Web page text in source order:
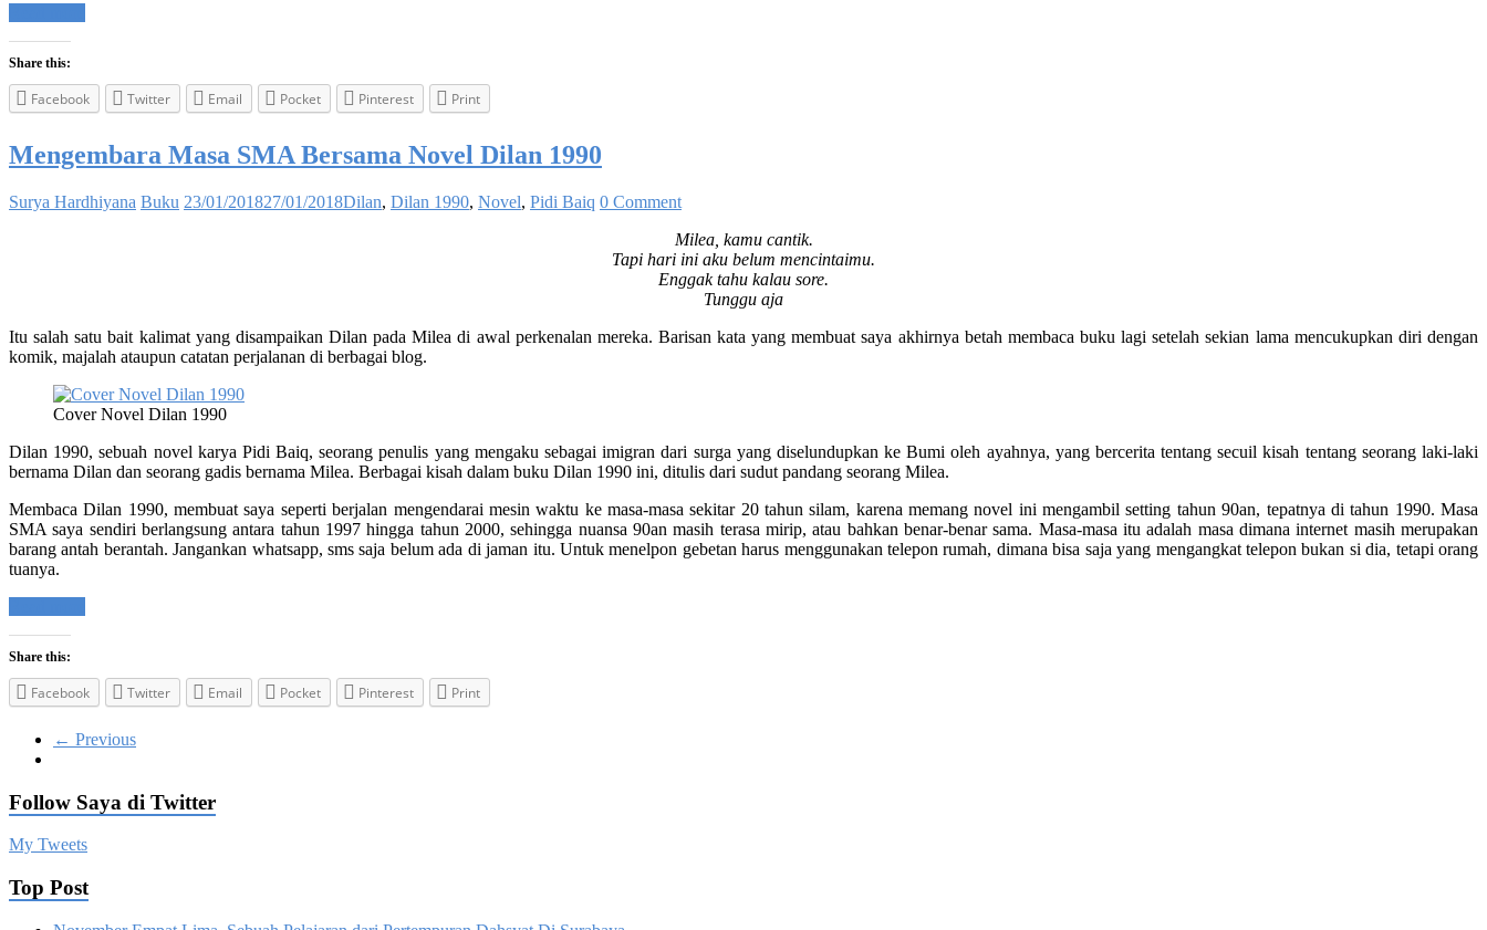
Share this:
Facebook Twitter Email Pocket Pinterest Print
Mengembara Masa SMA Bersama Novel Dilan 1990
Surya Hardhiyana Buku 23/01/201827/01/2018Dilan, Dilan 1990, Novel, Pidi Baiq 0 Comment
Milea, kamu cantik.
Tapi hari ini aku belum mencintaimu.
Enggak tahu kalau sore.
Tunggu aja
Itu salah satu bait kalimat yang disampaikan Dilan pada Milea di awal perkenalan mereka. Barisan kata yang membuat saya akhirnya betah membaca buku lagi setelah sekian lama mencukupkan diri dengan
komik, majalah ataupun catatan perjalanan di berbagai blog.
Cover Novel Dilan 1990
Dilan 1990, sebuah novel karya Pidi Baiq, seorang penulis yang mengaku sebagai imigran dari surga yang diselundupkan ke Bumi oleh ayahnya, yang bercerita tentang secuil kisah tentang seorang laki-laki
bernama Dilan dan seorang gadis bernama Milea. Berbagai kisah dalam buku Dilan 1990 ini, ditulis dari sudut pandang seorang Milea.
Membaca Dilan 1990, membuat saya seperti berjalan mengendarai mesin waktu ke masa-masa sekitar 20 tahun silam, karena memang novel ini mengambil setting tahun 90an, tepatnya di tahun 1990. Masa
SMA saya sendiri berlangsung antara tahun 1997 hingga tahun 2000, sehingga nuansa 90an masih terasa mirip, atau bahkan benar-benar sama. Masa-masa itu adalah masa dimana internet masih merupakan
barang antah berantah. Jangankan whatsapp, sms saja belum ada di jaman itu. Untuk menelpon gebetan harus menggunakan telepon rumah, dimana bisa saja yang mengangkat telepon bukan si dia, tetapi orang
tuanya.
Share this:
Facebook Twitter Email Pocket Pinterest Print
← Previous
Follow Saya di Twitter
My Tweets
Top Post